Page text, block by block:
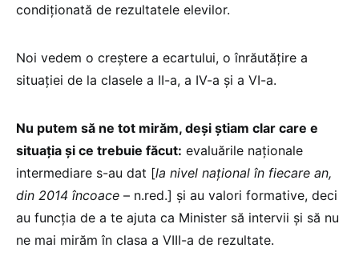
condiționată de rezultatele elevilor.
Noi vedem o creștere a ecartului, o înrăutățire a
situației de la clasele a II-a, a IV-a și a VI-a.
Nu putem să ne tot mirăm, deși știam clar care e
situația și ce trebuie făcut: evaluările naționale
intermediare s-au dat [la nivel național în fiecare an,
din 2014 încoace – n.red.] și au valori formative, deci
au funcția de a te ajuta ca Minister să intervii și să nu
ne mai mirăm în clasa a VIII-a de rezultate.